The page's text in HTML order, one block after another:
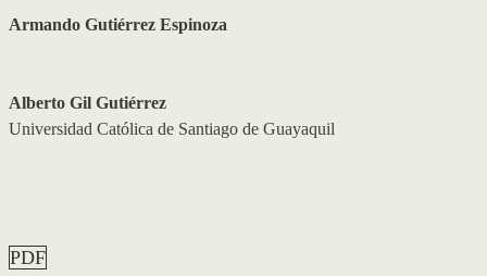
Armando Gutiérrez Espinoza
Alberto Gil Gutiérrez
Universidad Católica de Santiago de Guayaquil
PDF